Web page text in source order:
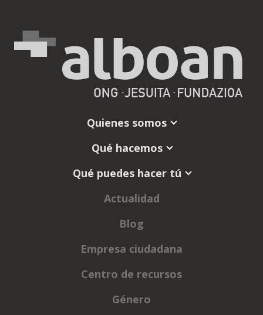
Quienes somos
Qué hacemos
Qué puedes hacer tú
Actualidad
Blog
Empresa ciudadana
Centro de recursos
Género